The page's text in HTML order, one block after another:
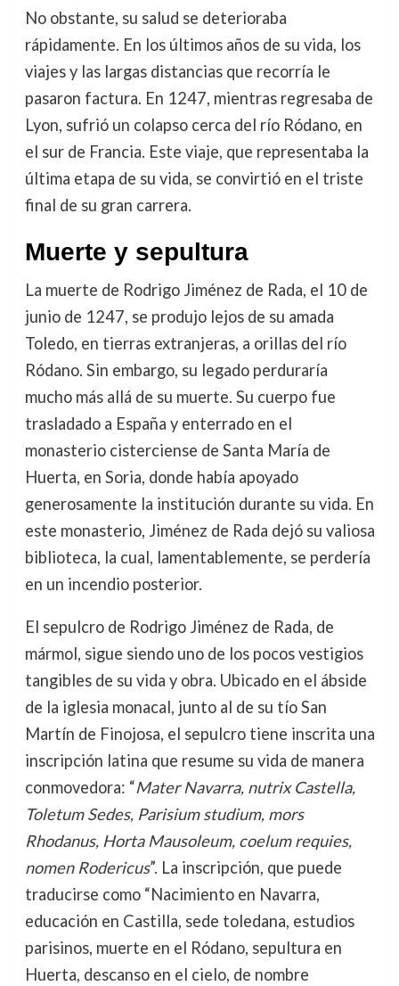
No obstante, su salud se deterioraba
rápidamente. En los últimos años de su vida, los
viajes y las largas distancias que recorría le
pasaron factura. En 1247, mientras regresaba de
Lyon, sufrió un colapso cerca del río Ródano, en
el sur de Francia. Este viaje, que representaba la
última etapa de su vida, se convirtió en el triste
final de su gran carrera.
Muerte y sepultura
La muerte de Rodrigo Jiménez de Rada, el 10 de
junio de 1247, se produjo lejos de su amada
Toledo, en tierras extranjeras, a orillas del río
Ródano. Sin embargo, su legado perduraría
mucho más allá de su muerte. Su cuerpo fue
trasladado a España y enterrado en el
monasterio cisterciense de Santa María de
Huerta, en Soria, donde había apoyado
generosamente la institución durante su vida. En
este monasterio, Jiménez de Rada dejó su valiosa
biblioteca, la cual, lamentablemente, se perdería
en un incendio posterior.
El sepulcro de Rodrigo Jiménez de Rada, de
mármol, sigue siendo uno de los pocos vestigios
tangibles de su vida y obra. Ubicado en el ábside
de la iglesia monacal, junto al de su tío San
Martín de Finojosa, el sepulcro tiene inscrita una
inscripción latina que resume su vida de manera
conmovedora: “Mater Navarra, nutrix Castella,
Toletum Sedes, Parisium studium, mors
Rhodanus, Horta Mausoleum, coelum requies,
nomen Rodericus”. La inscripción, que puede
traducirse como “Nacimiento en Navarra,
educación en Castilla, sede toledana, estudios
parisinos, muerte en el Ródano, sepultura en
Huerta, descanso en el cielo, de nombre